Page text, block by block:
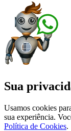
Sua
Usamos cookies
sua experiência.
Política de Cookies.